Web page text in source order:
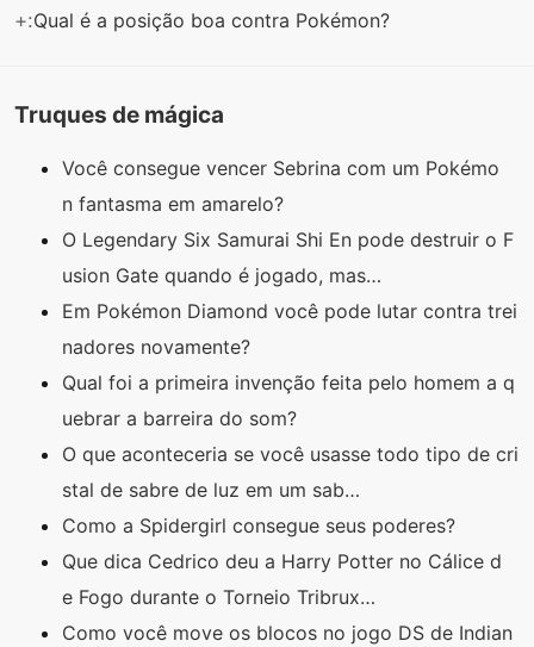
+:Qual é a posição boa contra Pokémon?
Truques de mágica
Você consegue vencer Sebrina com um Pokémo
n fantasma em amarelo?
O Legendary Six Samurai Shi En pode destruir o F
usion Gate quando é jogado, mas…
Em Pokémon Diamond você pode lutar contra trei
nadores novamente?
Qual foi a primeira invenção feita pelo homem a q
uebrar a barreira do som?
O que aconteceria se você usasse todo tipo de cri
stal de sabre de luz em um sab…
Como a Spidergirl consegue seus poderes?
Que dica Cedrico deu a Harry Potter no Cálice d
e Fogo durante o Torneio Tribrux…
Como você move os blocos no jogo DS de Indian